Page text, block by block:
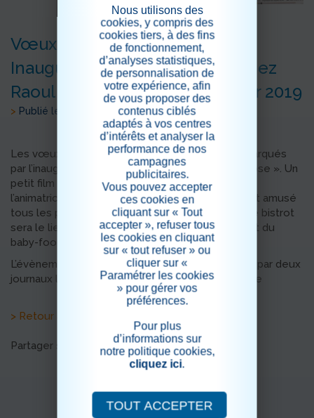
Vœux de la Direction et
Inauguration du Coin Café « Chez
Raoul et Rose » Jeudi 24 janvier 2019
> Publié le 12/02/2019
Les vœux pour cette nouvelle année ont été marqués
par l’inauguration du coin café « Chez Raoul et Rose ». Un
petit film illustrant le coin café a été réalisé par
l’animatrice et les résidents. Sa projection a ravi et amusé
tous les présents. Ce nouvel espace à l’ambiance bistrot
sera le lieu de plusieurs activités autour du bar et du
baby-foot.
L’évènement a fait objet de deux articles publiés par deux
journaux locaux, Le Vaucluse Matin et la Provence
> Retour aux actualités
Partager sur les réseaux sociaux
Nous utilisons des
cookies, y compris des
cookies tiers, à des fins
de fonctionnement,
d’analyses statistiques,
de personnalisation de
votre expérience, afin
de vous proposer des
contenus ciblés
adaptés à vos centres
d’intérêts et analyser la
performance de nos
campagnes
publicitaires.
Vous pouvez accepter
ces cookies en
cliquant sur « Tout
accepter », refuser tous
les cookies en cliquant
sur « tout refuser » ou
cliquer sur «
Paramétrer les cookies
» pour gérer vos
préférences.
Pour plus
d’informations sur
notre politique cookies,
cliquez ici.
TOUT ACCEPTER